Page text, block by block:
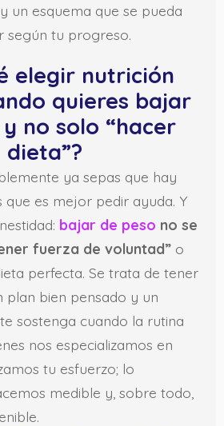
un esquema que se pueda
según tu progreso.
elegir nutrición
quieres bajar
no solo “hacer
dieta”?
ya sepas que hay
que es mejor pedir ayuda. Y
bajar de peso no se
fuerza de voluntad” o
perfecta. Se trata de tener
plan bien pensado y un
sostenga cuando la rutina
nos especializamos en
tu esfuerzo; lo
medible y, sobre todo,